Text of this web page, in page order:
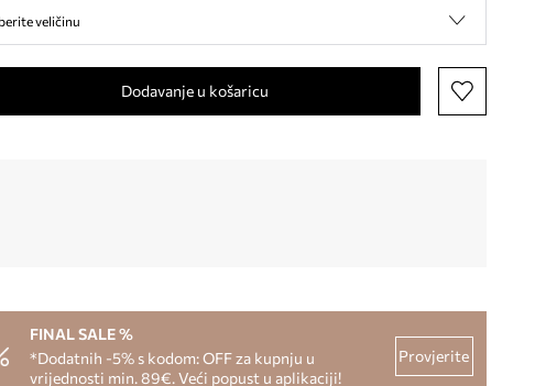
veličinu
Dodavanje u košaricu
FINAL SALE %
*Dodatnih -5% s kodom: OFF za kupnju u
vrijednosti min. 89€. Veći popust u aplikaciji!
Provjerite